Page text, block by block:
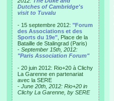
Dutches of Cambridge's
visit to Tuvalu
- 15 septembre 2012: "Forum
des Associations et des
Sports du 19e" , Place de la
Bataille de Stalingrad (Paris)
- September 15th, 2012:
"Paris Association Forum"
- 20 juin 2012: Rio+20 à Clichy
La Garenne en partenariat
avec la SERE
- June 20th, 2012: Rio+20 in
Clichy La Garenne, by SERE